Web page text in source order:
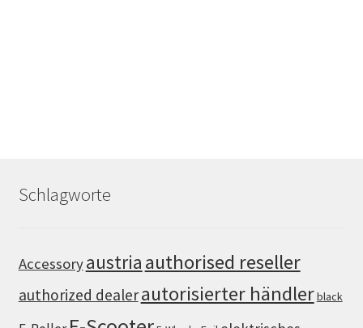
Schlagworte
Accessoryaustria authorised reseller
authorized dealerautorisierter händlerblack